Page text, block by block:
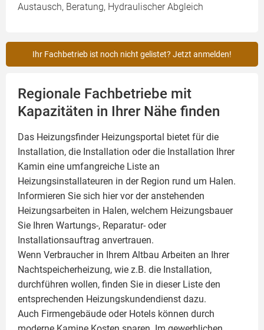
Austausch, Beratung, Hydraulischer Abgleich
Ihr Fachbetrieb ist noch nicht gelistet? Jetzt anmelden!
Regionale Fachbetriebe mit
Kapazitäten in Ihrer Nähe finden
Das Heizungsfinder Heizungsportal bietet für die
Installation, die Installation oder die Installation Ihrer
Kamin eine umfangreiche Liste an
Heizungsinstallateuren in der Region rund um Halen.
Informieren Sie sich hier vor der anstehenden
Heizungsarbeiten in Halen, welchem Heizungsbauer
Sie Ihren Wartungs-, Reparatur- oder
Installationsauftrag anvertrauen.
Wenn Verbraucher in Ihrem Altbau Arbeiten an Ihrer
Nachtspeicherheizung, wie z.B. die Installation,
durchführen wollen, finden Sie in dieser Liste den
entsprechenden Heizungskundendienst dazu.
Auch Firmengebäude oder Hotels können durch